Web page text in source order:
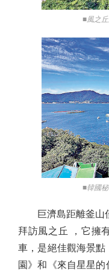
■風之丘
■韓國秘
巨濟島距離釜山僅
拜訪風之丘 ，它擁
車，是絕佳觀海景
園》和《來自星星